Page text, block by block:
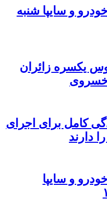
و سایپا شنبه
یکسره زائران
خسروی
کامل برای اجرای
دارند
و سایپا